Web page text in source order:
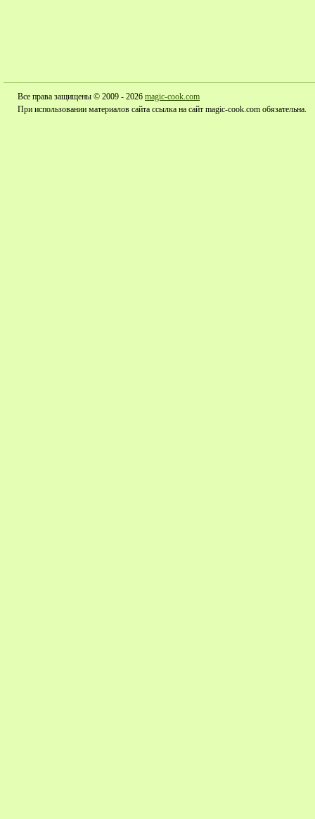
Все права защищены © 2009 - 2026 magic-cook.com
При использовании материалов сайта ссылка на сайт magic-cook.com обязательна.